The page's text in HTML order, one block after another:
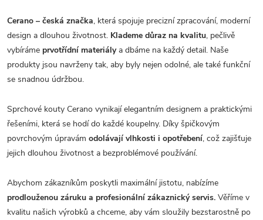
Cerano – česká značka, která spojuje precizní zpracování, moderní
design a dlouhou životnost. Klademe důraz na kvalitu, pečlivě
vybíráme prvotřídní materiálya dbáme na každý detail. Naše
produkty jsou navrženy tak, aby byly nejen odolné, ale také funkční
se snadnou údržbou.
Sprchové kouty Cerano vynikají elegantním designem a praktickými
řešeními, která se hodí do každé koupelny. Díky špičkovým
povrchovým úpravám odolávají vlhkosti i opotřebení, což zajišťuje
jejich dlouhou životnost a bezproblémové používání.
Abychom zákazníkům poskytli maximální jistotu, nabízíme
prodlouženou záruku a profesionální zákaznický servis. Věříme v
kvalitu našich výrobků a chceme, aby vám sloužily bezstarostně po